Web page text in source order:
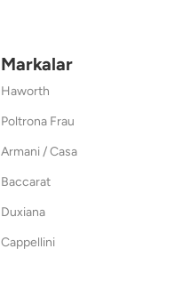
Markalar
Haworth
Poltrona Frau
Armani / Casa
Baccarat
Duxiana
Cappellini